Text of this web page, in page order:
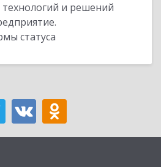
и решений
статуса